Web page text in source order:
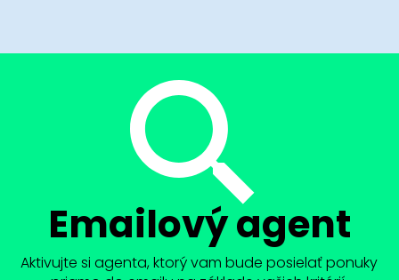
Emailový agent
Aktivujte si agenta, ktorý vam bude posielať ponuky